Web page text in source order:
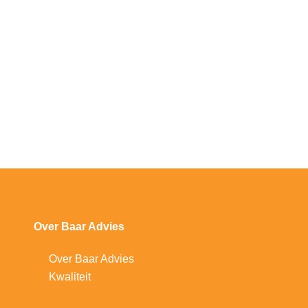
Over Baar Advies
Over Baar Advies
Kwaliteit